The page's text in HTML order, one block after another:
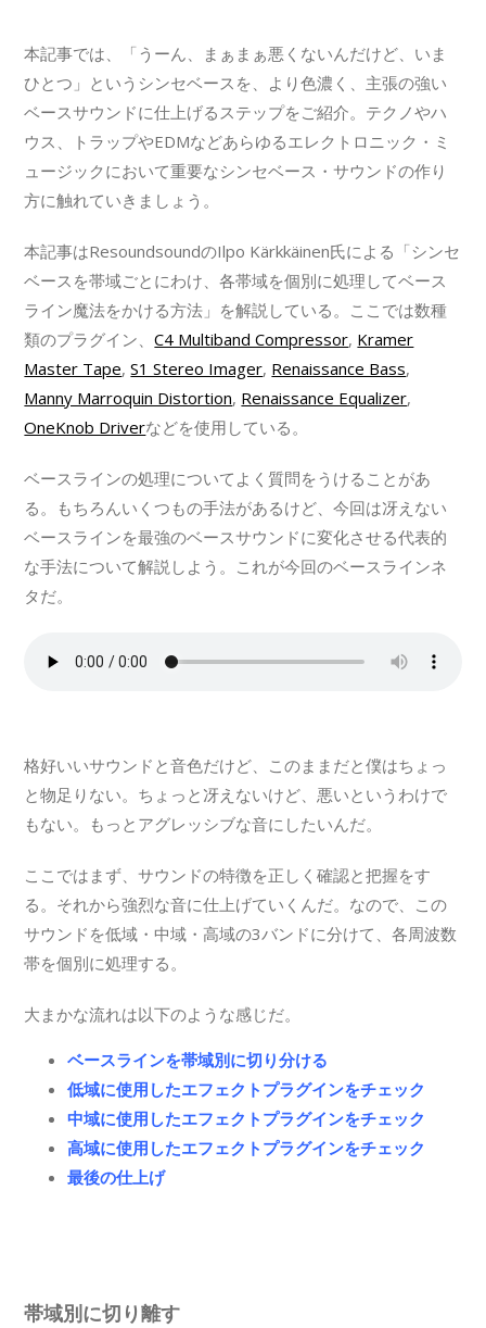
本記事では、「うーん、まぁまぁ悪くないんだけど、いま
ひとつ」というシンセベースを、より色濃く、主張の強い
ベースサウンドに仕上げるステップをご紹介。テクノやハ
ウス、トラップやEDMなどあらゆるエレクトロニック・ミ
ュージックにおいて重要なシンセベース・サウンドの作り
方に触れていきましょう。
本記事はResoundsoundのIlpo Kärkkäinen氏による「シンセ
ベースを帯域ごとにわけ、各帯域を個別に処理してベース
ライン魔法をかける方法」を解説している。ここでは数種
類のプラグイン、C4 Multiband Compressor, Kramer
Master Tape,S1 Stereo Imager, Renaissance Bass,
Manny Marroquin Distortion, Renaissance Equalizer,
OneKnob Driverなどを使用している。
ベースラインの処理についてよく質問をうけることがあ
る。もちろんいくつもの手法があるけど、今回は冴えない
ベースラインを最強のベースサウンドに変化させる代表的
な手法について解説しよう。これが今回のベースラインネ
タだ。
格好いいサウンドと音色だけど、このままだと僕はちょっ
と物足りない。ちょっと冴えないけど、悪いというわけで
もない。もっとアグレッシブな音にしたいんだ。
ここではまず、サウンドの特徴を正しく確認と把握をす
る。それから強烈な音に仕上げていくんだ。なので、この
サウンドを低域・中域・高域の3バンドに分けて、各周波数
帯を個別に処理する。
大まかな流れは以下のような感じだ。
ベースラインを帯域別に切り分ける
低域に使用したエフェクトプラグインをチェック
中域に使用したエフェクトプラグインをチェック
高域に使用したエフェクトプラグインをチェック
最後の仕上げ
帯域別に切り離す